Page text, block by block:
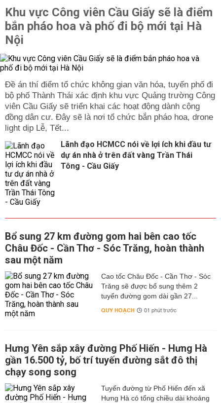
Khu vực Công viên Cầu Giấy sẽ là điểm
bắn pháo hoa và phố đi bộ mới tại Hà
Nội
Đề án thí điểm tổ chức không gian văn hóa, tuyến phố đi
bộ phố Thành Thái xác định khu vực Quảng trường Công
viên Cầu Giấy sẽ triển khai các hoạt động dành cộng
đồng dân cư. Đây sẽ là nơi tổ chức bắn pháo hoa, drone
light dịp Lễ, Tết...
Lãnh đạo HCMCC nói về lợi ích khi đầu tư
dự án nhà ở trên đất vàng Trần Thái
Tông - Cầu Giấy
Bổ sung 27 km đường gom hai bên cao tốc
Châu Đốc - Cần Thơ - Sóc Trăng, hoàn thành
sau một năm
Cao tốc Châu Đốc - Cần Thơ - Sóc
Trăng sẽ được bổ sung thêm 2
tuyến đường gom dài gần 27...
QUY HOẠCH 01 phút trước
Hưng Yên sắp xây đường Phố Hiến - Hưng Hà
gần 16.500 tỷ, bố trí tuyến đường sắt đô thị
chạy song song
Tuyến đường từ Phố Hiến đến xã
Hưng Hà có tổng chiều dài khoảng